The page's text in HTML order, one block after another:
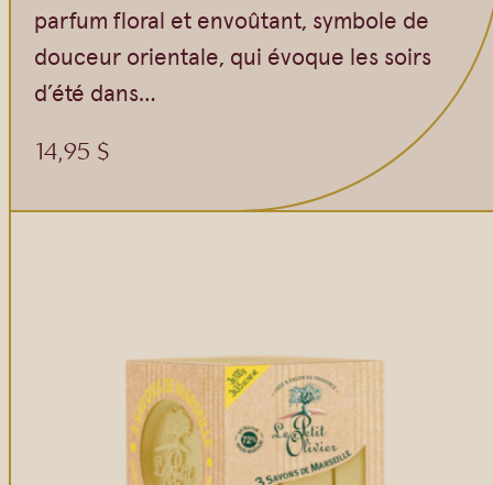
parfum floral et envoûtant, symbole de
douceur orientale, qui évoque les soirs
d’été dans…
14,95 $